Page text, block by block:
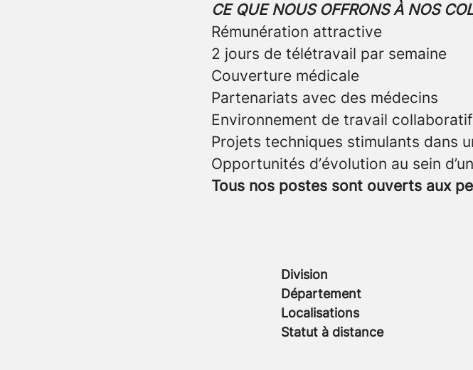
CE QUE NOUS OFFRONS À NOS
Rémunération attractive
2 jours de télétravail par semaine
Couverture médicale
Partenariats avec des médecins
Environnement de travail
Projets techniques stimulants dans
Opportunités d’évolution au sein
Tous nos postes sont ouverts aux
Division
Département
Localisations
Statut à distance